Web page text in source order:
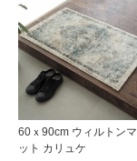
60ｘ90cm ウィルトンマ
ット カリュケ